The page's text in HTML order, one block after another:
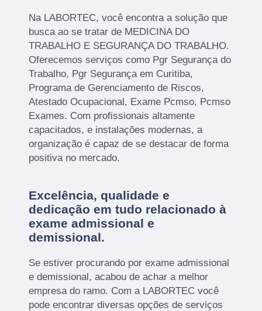
Na LABORTEC, você encontra a solução que
busca ao se tratar de MEDICINA DO
TRABALHO E SEGURANÇA DO TRABALHO.
Oferecemos serviços como Pgr Segurança do
Trabalho, Pgr Segurança em Curitiba,
Programa de Gerenciamento de Riscos,
Atestado Ocupacional, Exame Pcmso, Pcmso
Exames. Com profissionais altamente
capacitados, e instalações modernas, a
organização é capaz de se destacar de forma
positiva no mercado.
Excelência, qualidade e
dedicação em tudo relacionado à
exame admissional e
demissional.
Se estiver procurando por exame admissional
e demissional, acabou de achar a melhor
empresa do ramo. Com a LABORTEC você
pode encontrar diversas opções de serviços